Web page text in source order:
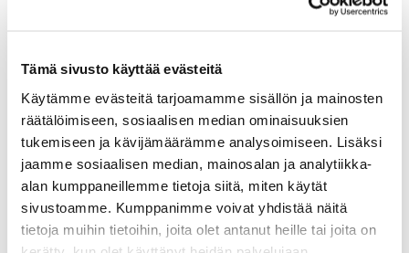
Tämä sivusto käyttää evästeitä
Käytämme evästeitä tarjoamamme sisällön ja mainosten
räätälöimiseen, sosiaalisen median ominaisuuksien
tukemiseen ja kävijämäärämme analysoimiseen. Lisäksi
jaamme sosiaalisen median, mainosalan ja analytiikka-
alan kumppaneillemme tietoja siitä, miten käytät
sivustoamme. Kumppanimme voivat yhdistää näitä
tietoja muihin tietoihin, joita olet antanut heille tai joita on